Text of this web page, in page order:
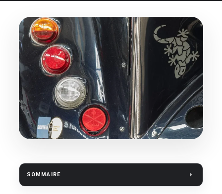
SOMMAIRE